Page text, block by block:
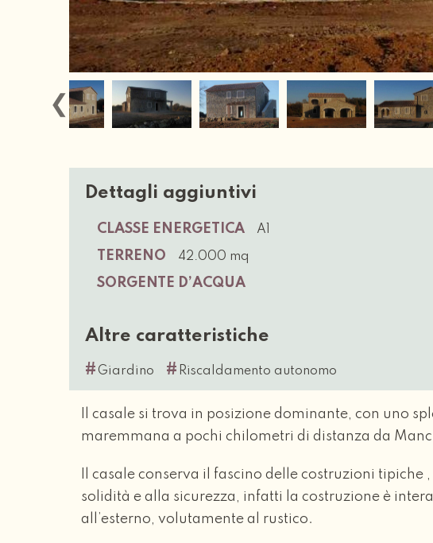
Dettagli aggiuntivi
CLASSE ENERGETICA A1
TERRENO 42.000 mq
SORGENTE D’ACQUA
Altre caratteristiche
# Giardino # Riscaldamento autonomo
Il casale si trova in posizione dominante, con uno
maremmana a pochi chilometri di distanza da
Il casale conserva il fascino delle costruzioni
solidità e alla sicurezza, infatti la costruzione è
all’esterno, volutamente al rustico.